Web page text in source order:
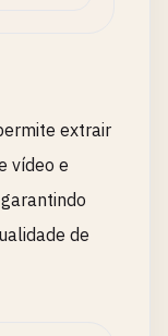
extrair
vídeo e
de